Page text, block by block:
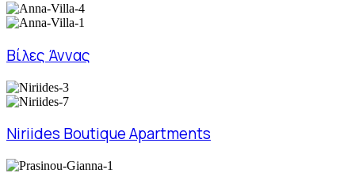
Βίλες Άννας
Niriides Boutique Apartments